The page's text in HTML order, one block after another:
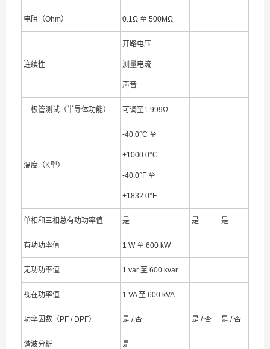
电阻（Ohm） 0.1Ω 至 500MΩ
连续性
开路电压
测量电流
声音
二极管测试（半导体功能） 可调至1.999Ω
温度（K型）
-40.0°C 至
+1000.0°C
-40.0°F 至
+1832.0°F
单相和三相总有功功率值 是 是 是
有功功率值 1 W 至 600 kW
无功功率值 1 var 至 600 kvar
视在功率值 1 VA 至 600 kVA
功率因数（PF / DPF） 是 / 否 是 / 否 是 / 否
谐波分析 是